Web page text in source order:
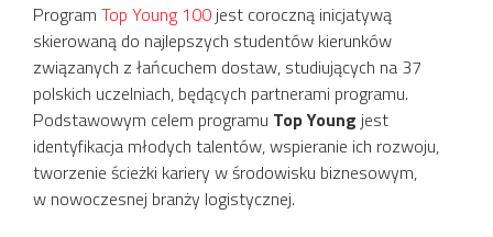
Program Top Young 100 jest coroczną inicjatywą
skierowaną do najlepszych studentów kierunków
związanych z łańcuchem dostaw, studiujących na 37
polskich uczelniach, będących partnerami programu.
Podstawowym celem programu Top Young jest
identyfikacja młodych talentów, wspieranie ich rozwoju,
tworzenie ścieżki kariery w środowisku biznesowym,
w nowoczesnej branży logistycznej.